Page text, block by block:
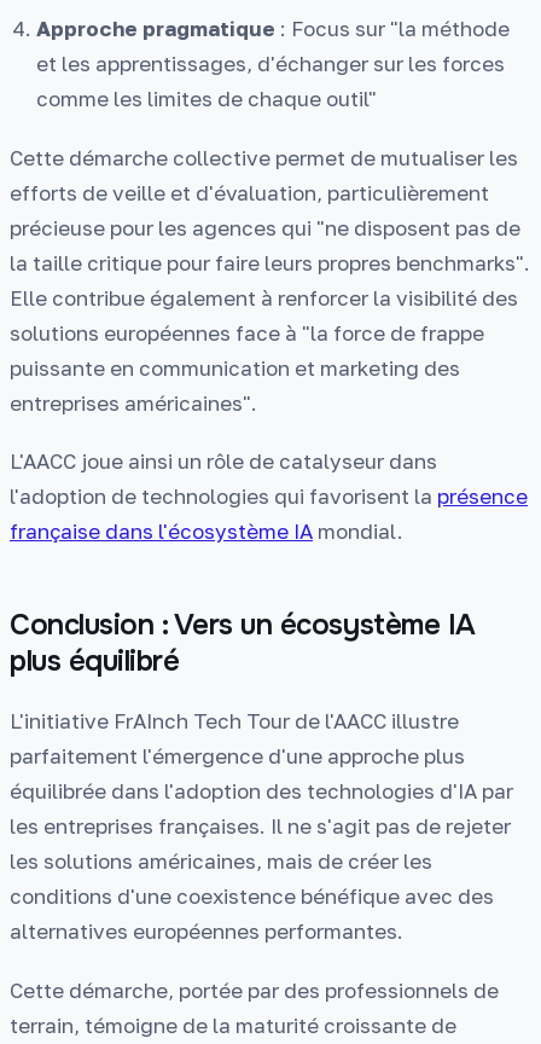
Approche pragmatique : Focus sur "la méthode
et les apprentissages, d'échanger sur les forces
comme les limites de chaque outil"
Cette démarche collective permet de mutualiser les
efforts de veille et d'évaluation, particulièrement
précieuse pour les agences qui "ne disposent pas de
la taille critique pour faire leurs propres benchmarks".
Elle contribue également à renforcer la visibilité des
solutions européennes face à "la force de frappe
puissante en communication et marketing des
entreprises américaines".
L'AACC joue ainsi un rôle de catalyseur dans
l'adoption de technologies qui favorisent la présence
française dans l'écosystème IA mondial.
Conclusion : Vers un écosystème IA
plus équilibré
L'initiative FrAInch Tech Tour de l'AACC illustre
parfaitement l'émergence d'une approche plus
équilibrée dans l'adoption des technologies d'IA par
les entreprises françaises. Il ne s'agit pas de rejeter
les solutions américaines, mais de créer les
conditions d'une coexistence bénéfique avec des
alternatives européennes performantes.
Cette démarche, portée par des professionnels de
terrain, témoigne de la maturité croissante de